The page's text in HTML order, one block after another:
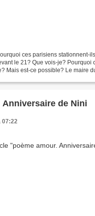
ces parisiens stationnent-
le 21? Que vois-je? Pourquoi
Mais est-ce possible? Le maire
Anniversaire de Nini
07:22